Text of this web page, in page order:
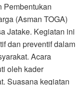
Pembentukan
(Asman TOGA)
Jatake. Kegiatan ini
dan preventif dalam
Acara
oleh kader
Suasana kegiatan